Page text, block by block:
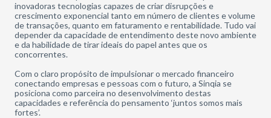
inovadoras tecnologias capazes de criar disrupções e
crescimento exponencial tanto em número de clientes e volume
de transações, quanto em faturamento e rentabilidade. Tudo vai
depender da capacidade de entendimento deste novo ambiente
e da habilidade de tirar ideais do papel antes que os
concorrentes.
Com o claro propósito de impulsionar o mercado financeiro
conectando empresas e pessoas com o futuro, a Sinqia se
posiciona como parceira no desenvolvimento destas
capacidades e referência do pensamento ‘juntos somos mais
fortes’.